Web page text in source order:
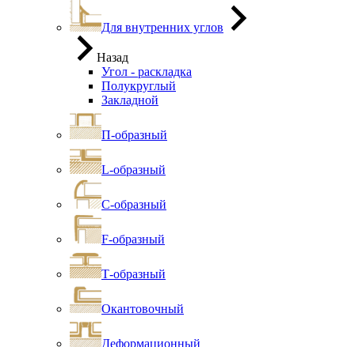
Для внутренних углов
Назад
Угол - раскладка
Полукруглый
Закладной
П-образный
L-образный
С-образный
F-образный
Т-образный
Окантовочный
Деформационный